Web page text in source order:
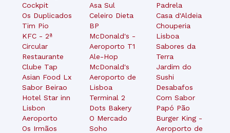
Cockpit
Os Duplicados
Tim Pio
KFC - 2ª
Circular
Restaurante
Clube Tap
Asian Food Lx
Sabor Beirao
Hotel Star inn
Lisbon
Aeroporto
Os Irmãos
Asa Sul
Celeiro Dieta
BP
McDonald's -
Aeroporto T1
Ale-Hop
McDonald's
Aeroporto de
Lisboa
Terminal 2
Dots Bakery
O Mercado
Soho
Padrela
Casa d'Aldeia
Chouperia
Lisboa
Sabores da
Terra
Jardim do
Sushi
Desabafos
Com Sabor
Papó Pão
Burger King -
Aeroporto de